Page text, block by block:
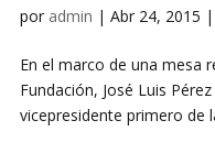
por admin |Abr 24, 2015 |
En el marco de una mesa
Fundación, José Luis
vicepresidente primero de